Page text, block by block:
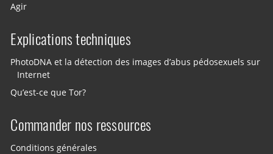
Agir
Explications techniques
PhotoDNA et la détection des images d’abus pédosexuels sur
Internet
Qu’est-ce que Tor?
Commander nos ressources
Conditions générales